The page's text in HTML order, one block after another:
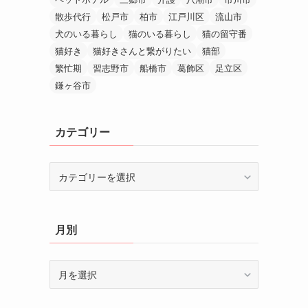
散歩代行
松戸市 柏市 江戸川区
流山市
犬のいる暮らし
猫のいる暮らし
猫の留守番
猫好き
猫好きさんと繋がりたい
猫部
繁忙期
習志野市 船橋市 葛飾区
足立区
鎌ヶ谷市
カテゴリー
ー月別